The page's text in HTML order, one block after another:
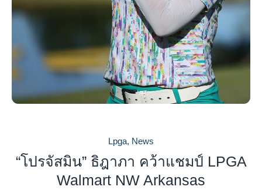
Lpga, News
“โปรจัสมิน” ธิฎาภา คว้าแชมป์ LPGA
Walmart NW Arkansas